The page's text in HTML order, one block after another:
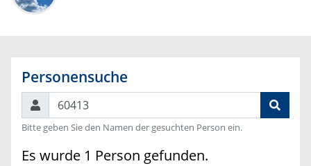
Personensuche
Suchen
Bitte geben Sie den Namen der gesuchten Person ein.
Es wurde 1 Person gefunden.